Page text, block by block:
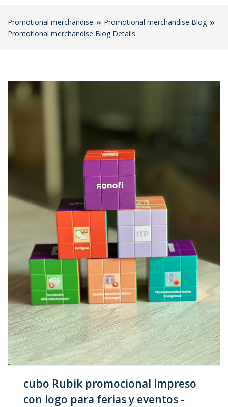
Promotional merchandise
Promotional merchandise Blog
Promotional merchandise Blog Details
cubo Rubik promocional impreso
con logo para ferias y eventos -